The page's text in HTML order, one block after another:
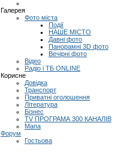
Галерея
Фото міста
Події
НАШЕ МІСТО
Давні фото
Панорамні 3D фото
Вечірні фото
Відео
Радіо і ТБ ONLINE
Корисне
Довідка
Транспорт
Приватні оголошення
Література
Бізнес
TV ПРОГРАМА 300 КАНАЛІВ
Мапа
Форум
Гостьова